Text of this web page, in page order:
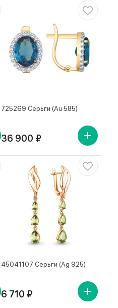
725269 Серьги (Au 585)
36 900 ₽
45041107 Серьги (Ag 925)
6 710 ₽